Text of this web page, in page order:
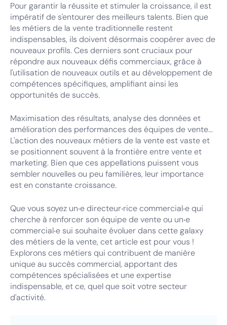
Pour garantir la réussite et stimuler la croissance, il est
impératif de s'entourer des meilleurs talents. Bien que
les métiers de la vente traditionnelle restent
indispensables, ils doivent désormais coopérer avec de
nouveaux profils. Ces derniers sont cruciaux pour
répondre aux nouveaux défis commerciaux, grâce à
l'utilisation de nouveaux outils et au développement de
compétences spécifiques, amplifiant ainsi les
opportunités de succès.
Maximisation des résultats, analyse des données et
amélioration des performances des équipes de vente...
L'action des nouveaux métiers de la vente est vaste et
se positionnent souvent à la frontière entre vente et
marketing. Bien que ces appellations puissent vous
sembler nouvelles ou peu familières, leur importance
est en constante croissance.
Que vous soyez un‧e directeur‧rice commercial‧e qui
cherche à renforcer son équipe de vente ou un‧e
commercial‧e sui souhaite évoluer dans cette galaxy
des métiers de la vente, cet article est pour vous !
Explorons ces métiers qui contribuent de manière
unique au succès commercial, apportant des
compétences spécialisées et une expertise
indispensable, et ce, quel que soit votre secteur
d'activité.